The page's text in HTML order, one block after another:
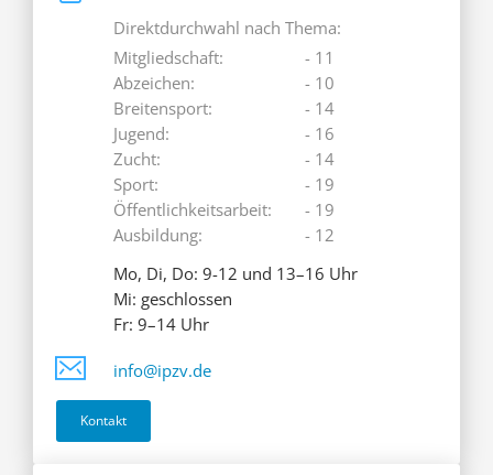
Direktdurchwahl nach Thema:
Mitgliedschaft:
Abzeichen:
Breitensport:
Jugend:
Zucht:
Sport:
Öffentlichkeitsarbeit:
Ausbildung:
- 11
- 10
- 14
- 16
- 14
- 19
- 19
- 12
Mo, Di, Do: 9-12 und 13–16 Uhr
Mi: geschlossen
Fr: 9–14 Uhr
info@ipzv.de
Kontakt